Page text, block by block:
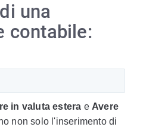
una
contabile:
in valuta estera e Avere
non solo l'inserimento di